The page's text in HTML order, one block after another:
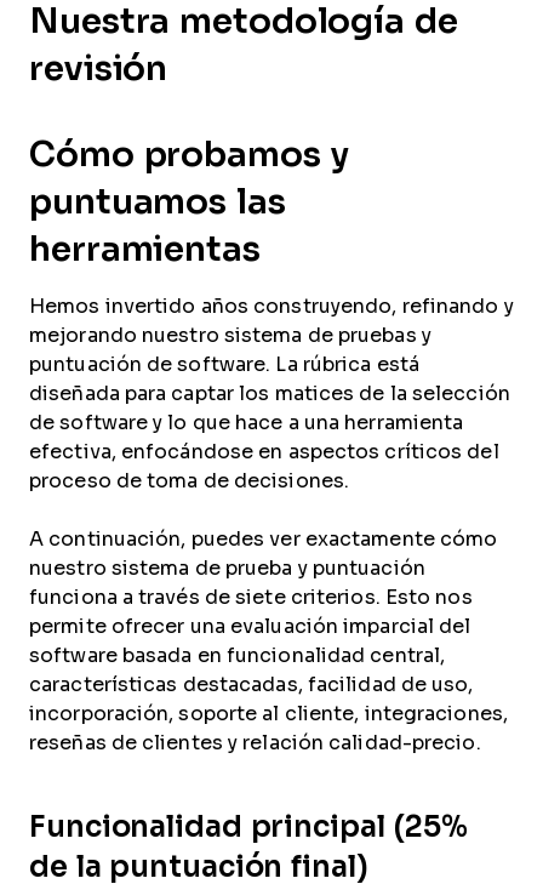
Nuestra metodología de
revisión
Cómo probamos y
puntuamos las
herramientas
Hemos invertido años construyendo, refinando y
mejorando nuestro sistema de pruebas y
puntuación de software. La rúbrica está
diseñada para captar los matices de la selección
de software y lo que hace a una herramienta
efectiva, enfocándose en aspectos críticos del
proceso de toma de decisiones.
A continuación, puedes ver exactamente cómo
nuestro sistema de prueba y puntuación
funciona a través de siete criterios. Esto nos
permite ofrecer una evaluación imparcial del
software basada en funcionalidad central,
características destacadas, facilidad de uso,
incorporación, soporte al cliente, integraciones,
reseñas de clientes y relación calidad-precio.
Funcionalidad principal (25%
de la puntuación final)